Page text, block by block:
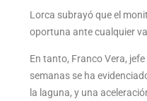
Lorca subrayó que el
oportuna ante cualquier
En tanto, Franco Vera,
semanas se ha
la laguna, y una